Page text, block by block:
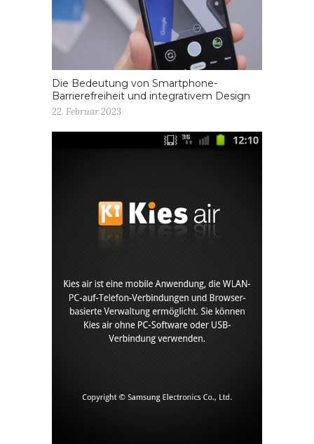
Die Bedeutung von Smartphone-
Barrierefreiheit und integrativem Design
22. Februar 2023